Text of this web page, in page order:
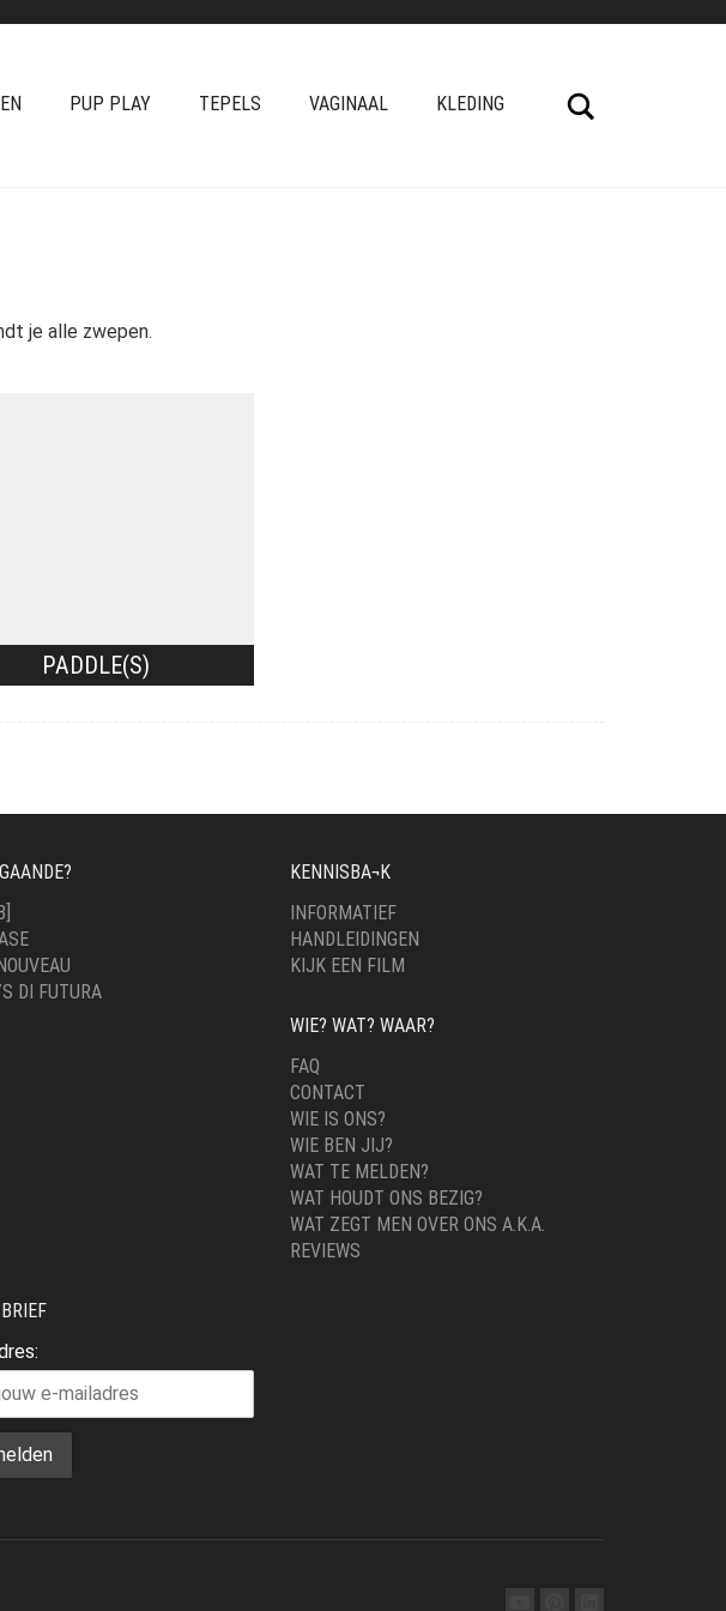
PUP PLAY TEPELS VAGINAAL KLEDING
je alle zwepen.
PADDLE(S)
DI FUTURA
KENNISBA¬K
INFORMATIEF
HANDLEIDINGEN
KIJK EEN FILM
WIE? WAT? WAAR?
FAQ
CONTACT
WIE IS ONS?
WIE BEN JIJ?
WAT TE MELDEN?
WAT HOUDT ONS BEZIG?
WAT ZEGT MEN OVER ONS A.K.A.
REVIEWS